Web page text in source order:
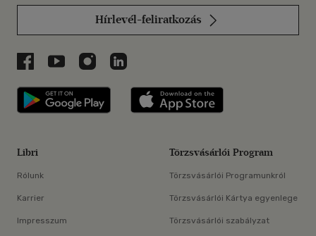
Hírlevél-feliratkozás
Libri a Facebookon
Libri a Youtube-on
Libri az Instagramon
Libri a LinkedInen
Libri applikáció Szerezd meg: Google
Libri
Rólunk
Karrier
Impresszum
Törzsvásárlói Program
Törzsvásárlói Programunkról
Törzsvásárlói Kártya egyenlege
Törzsvásárlói szabályzat